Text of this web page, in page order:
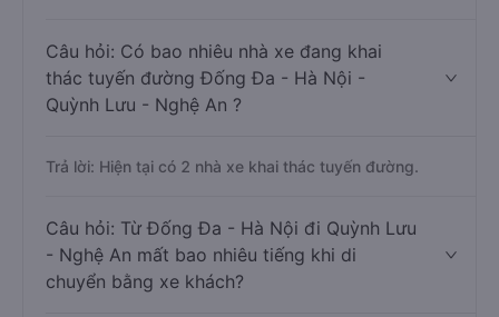
Câu hỏi: Có bao nhiêu nhà xe đang khai
thác tuyến đường Đống Đa - Hà Nội -
Quỳnh Lưu - Nghệ An ?
Trả lời: Hiện tại có 2 nhà xe khai thác tuyến đường.
Câu hỏi: Từ Đống Đa - Hà Nội đi Quỳnh Lưu
- Nghệ An mất bao nhiêu tiếng khi di
chuyển bằng xe khách?